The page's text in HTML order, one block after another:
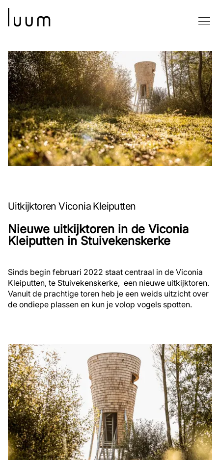
Uitkijktoren Viconia Kleiputten
Nieuwe uitkijktoren in de Viconia
Kleiputten in Stuivekenskerke
Sinds begin februari 2022 staat centraal in de Viconia
Kleiputten, te Stuivekenskerke, een nieuwe uitkijktoren.
Vanuit de prachtige toren heb je een weids uitzicht over
de ondiepe plassen en kun je volop vogels spotten.